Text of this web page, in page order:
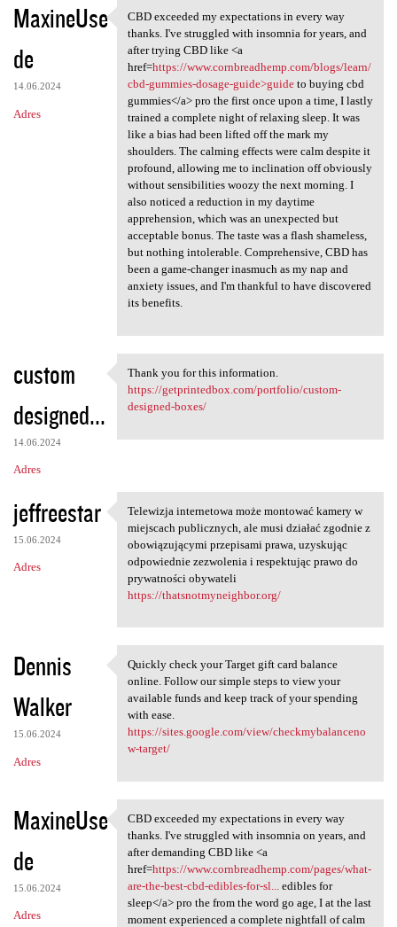
MaxineUse
de
14.06.2024
Adres
CBD exceeded my expectations
CBD exceeded my expectations in every way
thanks. I've struggled with insomnia for years, and
after trying CBD like <a
href=https://www.cornbreadhemp.com/blogs/learn/
cbd-gummies-dosage-guide>guideto buying cbd
gummies</a> pro the first once upon a time, I lastly
trained a complete night of relaxing sleep. It was
like a bias had been lifted off the mark my
shoulders. The calming effects were calm despite it
profound, allowing me to inclination off obviously
without sensibilities woozy the next morning. I
also noticed a reduction in my daytime
apprehension, which was an unexpected but
acceptable bonus. The taste was a flash shameless,
but nothing intolerable. Comprehensive, CBD has
been a game-changer inasmuch as my nap and
anxiety issues, and I'm thankful to have discovered
its benefits.
custom
designed...
14.06.2024
Adres
Thank you for this
Thank you for this information.
https://getprintedbox.com/portfolio/custom-
designed-boxes/
jeffreestar
15.06.2024
Adres
Telewizja internetowa może
Telewizja internetowa może montować kamery w
miejscach publicznych, ale musi działać zgodnie z
obowiązującymi przepisami prawa, uzyskując
odpowiednie zezwolenia i respektując prawo do
prywatności obywateli
https://thatsnotmyneighbor.org/
Dennis
Walker
15.06.2024
Adres
Quickly check your Target
Quickly check your Target gift card balance
online. Follow our simple steps to view your
available funds and keep track of your spending
with ease.
https://sites.google.com/view/checkmybalanceno
w-target/
MaxineUse
de
15.06.2024
Adres
CBD exceeded my expectations
CBD exceeded my expectations in every way
thanks. I've struggled with insomnia on years, and
after demanding CBD like <a
href=https://www.cornbreadhemp.com/pages/what-
are-the-best-cbd-edibles-for-sl...edibles for
sleep</a> pro the from the word go age, I at the last
moment experienced a complete nightfall of calm